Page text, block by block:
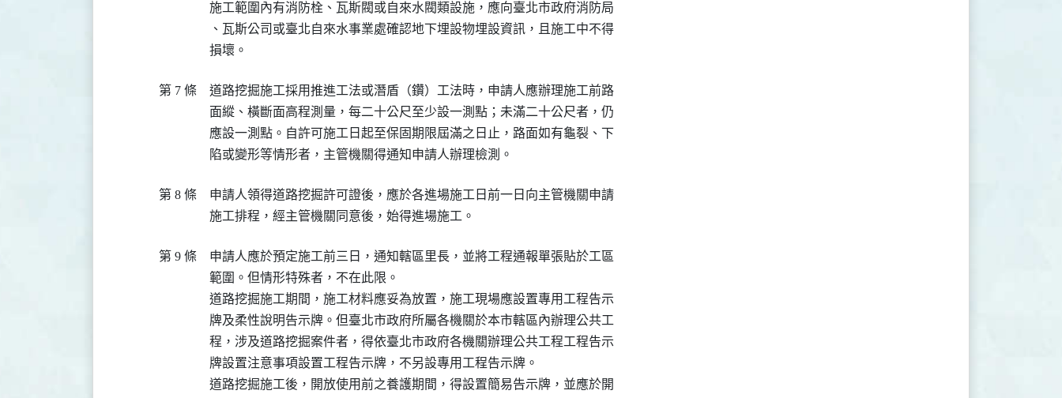
施工範圍內有消防栓、瓦斯閥或自來水閥類設施，應向臺北市政府消防局
、瓦斯公司或臺北自來水事業處確認地下埋設物埋設資訊，且施工中不得
損壞。
第 7 條
道路挖掘施工採用推進工法或潛盾（鑽）工法時，申請人應辦理施工前路
面縱、橫斷面高程測量，每二十公尺至少設一測點；未滿二十公尺者，仍
應設一測點。自許可施工日起至保固期限屆滿之日止，路面如有龜裂、下
陷或變形等情形者，主管機關得通知申請人辦理檢測。
第 8 條
申請人領得道路挖掘許可證後，應於各進場施工日前一日向主管機關申請
施工排程，經主管機關同意後，始得進場施工。
第 9 條
申請人應於預定施工前三日，通知轄區里長，並將工程通報單張貼於工區
範圍。但情形特殊者，不在此限。
道路挖掘施工期間，施工材料應妥為放置，施工現場應設置專用工程告示
牌及柔性說明告示牌。但臺北市政府所屬各機關於本市轄區內辦理公共工
程，涉及道路挖掘案件者，得依臺北市政府各機關辦理公共工程工程告示
牌設置注意事項設置工程告示牌，不另設專用工程告示牌。
道路挖掘施工後，開放使用前之養護期間，得設置簡易告示牌，並應於開